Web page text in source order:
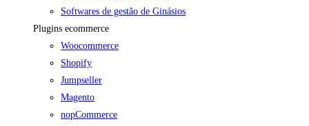
Softwares de gestão de Ginásios
Plugins ecommerce
Woocommerce
Shopify
Jumpseller
Magento
nopCommerce